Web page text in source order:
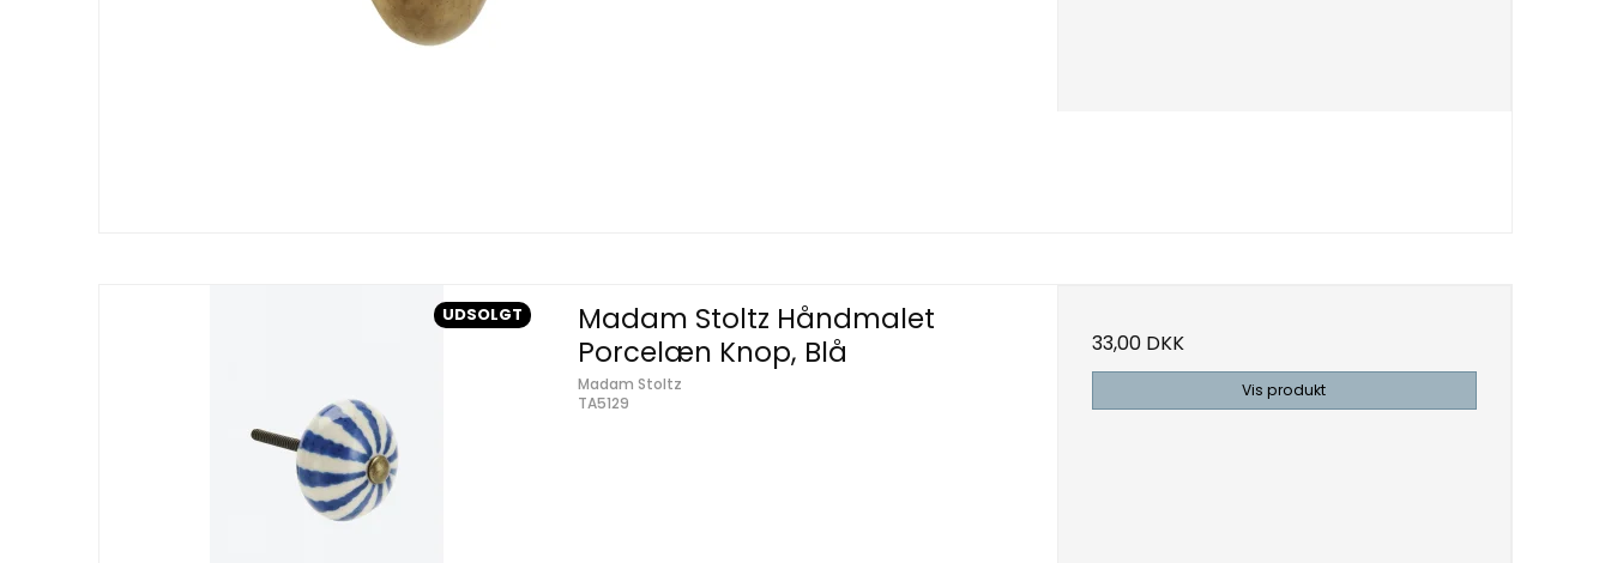
UDSOLGT
Madam Stoltz Håndmalet
Porcelæn Knop, Blå
Madam Stoltz
TA5129
33,00 DKK
Vis produkt